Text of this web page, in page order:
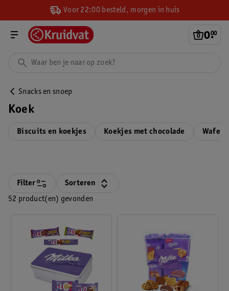
Voor 22:00 besteld, morgen in huis
0.
00
Snacks en snoep
Koek
Biscuits en koekjes Koekjes met chocolade Wafels
52 product(en) gevonden
Filter Sorteren